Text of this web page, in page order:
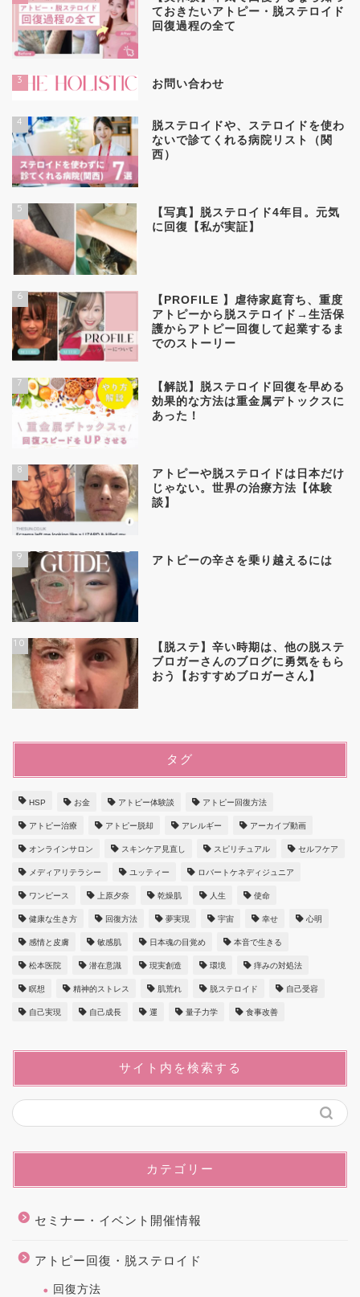
ておきたいアトピー・脱ステロイド
回復過程の全て
3 お問い合わせ
4
脱ステロイドや、ステロイドを使わ
ないで診てくれる病院リスト（関
西）
5
【写真】脱ステロイド4年目。元気
に回復【私が実証】
6
【PROFILE 】虐待家庭育ち、重度
アトピーから脱ステロイド→生活保
護からアトピー回復して起業するま
でのストーリー
7
【解説】脱ステロイド回復を早める
効果的な方法は重金属デトックスに
あった！
8
アトピーや脱ステロイドは日本だけ
じゃない。世界の治療方法【体験
談】
9 アトピーの辛さを乗り越えるには
10
【脱ステ】辛い時期は、他の脱ステ
ブロガーさんのブログに勇気をもら
おう【おすすめブロガーさん】
タグ
HSP お金 アトピー体験談 アトピー回復方法
アトピー治療 アトピー脱却 アレルギー アーカイブ動画
オンラインサロン スキンケア見直し スピリチュアル セルフケア
メディアリテラシー ユッティー ロバートケネディジュニア
ワンピース 上原夕奈 乾燥肌 人生 使命
健康な生き方 回復方法 夢実現 宇宙 幸せ 心明
感情と皮膚 敏感肌 日本魂の目覚め 本音で生きる
松本医院 潜在意識 現実創造 環境 痒みの対処法
瞑想 精神的ストレス 肌荒れ 脱ステロイド 自己受容
自己実現 自己成長 運 量子力学 食事改善
サイト内を検索する
カテゴリー
セミナー・イベント開催情報
アトピー回復・脱ステロイド
回復方法